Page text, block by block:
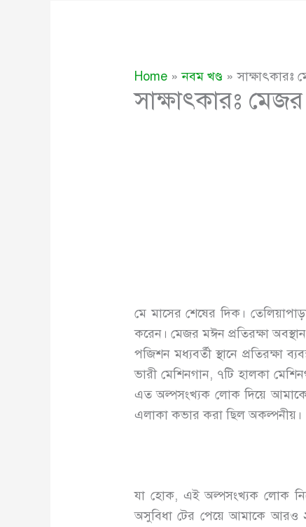
Home নবম খণ্ড
সাক্ষাৎকারঃ
মে মাসের শেষের দিক।
করেন। মেজর মঈন প্রতিরক্ষা
পজিশন মধ্যবর্তী স্থানে
ভারী মেশিনগান, ৭টি হালকা
এত অল্পসংখ্যক লোক দিয়ে আমাকে
এলাকা কভার করা ছিল অকল্পনীয়।
যা হোক, এই অল্পসংখ্যক লোক
অসুবিধা টের পেয়ে আমাকে আরও